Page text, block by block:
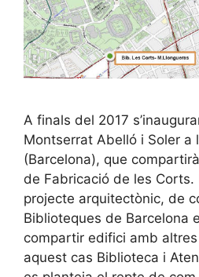
A finals del 2017
Montserrat Abelló i Soler a
(Barcelona), que
de Fabricació de les Corts.
projecte arquitectònic, de
Biblioteques de Barcelona
compartir edifici amb
aquest cas Biblioteca i